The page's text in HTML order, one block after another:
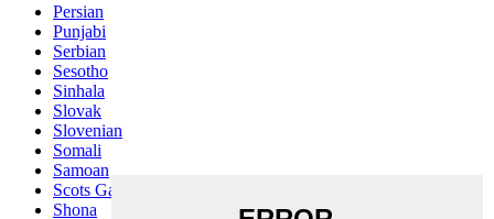
Persian
Punjabi
Serbian
Sesotho
Sinhala
Slovak
Slovenian
Somali
Samoan
Scots Gaelic
Shona